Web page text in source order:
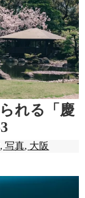
れる「慶
,写真, 大阪